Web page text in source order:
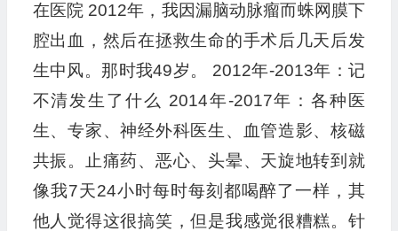
在医院 2012年，我因漏脑动脉瘤而蛛网膜下
腔出血，然后在拯救生命的手术后几天后发
生中风。那时我49岁。 2012年-2013年：记
不清发生了什么 2014年-2017年：各种医
生、专家、神经外科医生、血管造影、核磁
共振。止痛药、恶心、头晕、天旋地转到就
像我7天24小时每时每刻都喝醉了一样，其
他人觉得这很搞笑，但是我感觉很糟糕。针